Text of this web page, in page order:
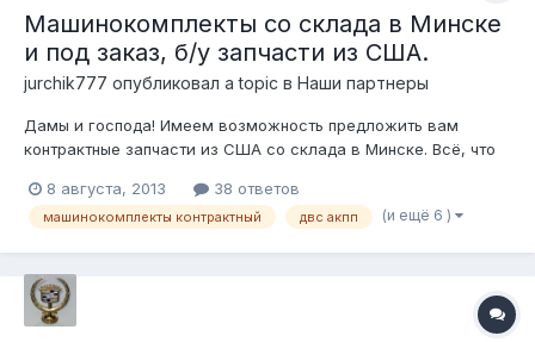
Машинокомплекты со склада в Минске
и под заказ, б/у запчасти из США.
jurchik777 опубликовал a topic в Наши партнеры
Дамы и господа! Имеем возможность предложить вам
контрактные запчасти из США со склада в Минске. Всё, что
клиентов историю происхождения запчастей и реальных
пробегов автомобилей, с которых эти запчасти
8 августа, 2013 38 ответов
машинокомплекты контрактный двс акпп (и ещё 6 )